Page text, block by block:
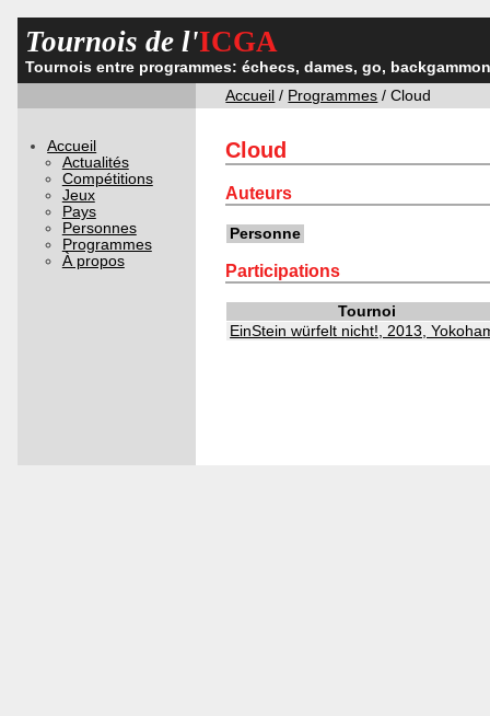
Tournois de l'ICGA
Tournois entre programmes: échecs, dames, go,
Accueil / Programmes / Cloud
Accueil
Actualités
Compétitions
Jeux
Pays
Personnes
Programmes
À propos
Cloud
Auteurs
Personne
Participations
Tournoi
EinStein würfelt nicht!, 2013,